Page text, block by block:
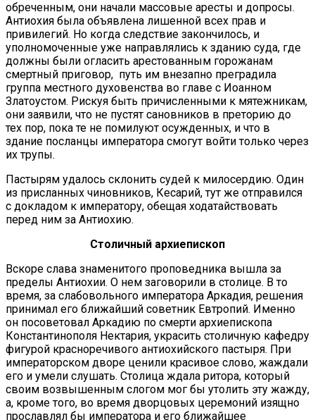
обреченным, они начали массовые аресты и допросы.
Антиохия была объявлена лишенной всех прав и
привилегий. Но когда следствие закончилось, и
уполномоченные уже направлялись к зданию суда, где
должны были огласить арестованным горожанам
смертный приговор, путь им внезапно преградила
группа местного духовенства во главе с Иоанном
Златоустом. Рискуя быть причисленными к мятежникам,
они заявили, что не пустят сановников в преторию до
тех пор, пока те не помилуют осужденных, и что в
здание посланцы императора смогут войти только через
их трупы.
Пастырям удалось склонить судей к милосердию. Один
из присланных чиновников, Кесарий, тут же отправился
с докладом к императору, обещая ходатайствовать
перед ним за Антиохию.
Столичный архиепископ
Вскоре слава знаменитого проповедника вышла за
пределы Антиохии. О нем заговорили в столице. В то
время, за слабовольного императора Аркадия, решения
принимал его ближайший советник Евтропий. Именно
он посоветовал Аркадию по смерти архиепископа
Константинополя Нектария, украсить столичную кафедру
фигурой красноречивого антиохийского пастыря. При
императорском дворе ценили красивое слово, жаждали
его и умели слушать. Столица ждала ритора, который
своим возвышенным слогом мог бы утолить эту жажду,
а, кроме того, во время дворцовых церемоний изящно
прославлял бы императора и его ближайшее